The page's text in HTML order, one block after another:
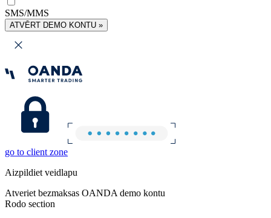
SMS/MMS
ATVĒRT DEMO KONTU »
go to client zone
Aizpildiet veidlapu
Atveriet bezmaksas OANDA demo kontu
Rodo section